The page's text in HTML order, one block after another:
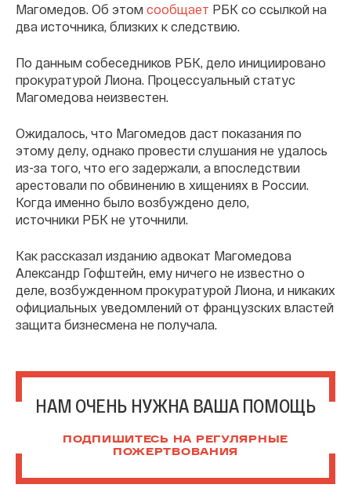
Магомедов. Об этом сообщает РБК со ссылкой на
два источника, близких к следствию.
По данным собеседников РБК, дело инициировано
прокуратурой Лиона. Процессуальный статус
Магомедова неизвестен.
Ожидалось, что Магомедов даст показания по
этому делу, однако провести слушания не удалось
из-за того, что его задержали, а впоследствии
арестовали по обвинению в хищениях в России.
Когда именно было возбуждено дело,
источники РБК не уточнили.
Как рассказал изданию адвокат Магомедова
Александр Гофштейн, ему ничего не известно о
деле, возбужденном прокуратурой Лиона, и никаких
официальных уведомлений от французских властей
защита бизнесмена не получала.
НАМ ОЧЕНЬ НУЖНА ВАША ПОМОЩЬ
ПОДПИШИТЕСЬ НА РЕГУЛЯРНЫЕ
ПОЖЕРТВОВАНИЯ